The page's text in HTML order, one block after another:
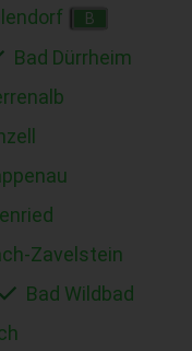
B
Bad Dürrheim
Zavelstein
Bad Wildbad